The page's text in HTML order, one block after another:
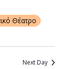
Θέατρο
Next Day